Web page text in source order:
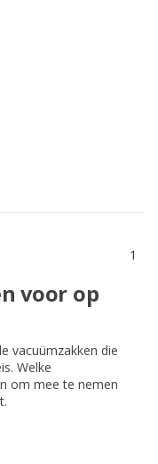
1
voor op
vacuümzakken die
Welke
om mee te nemen